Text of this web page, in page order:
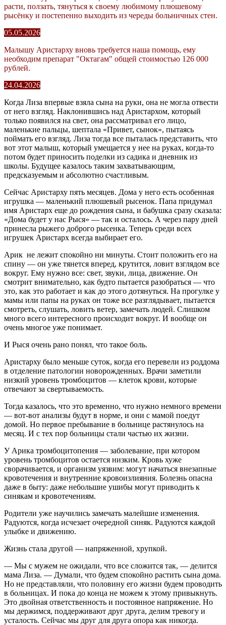
расти, ползать, тянуться к своему любимому плюшевому
рысёнку и постепенно выходить из череды больничных стен.
05.05.2026
Малышу Аристарху вновь требуется наша помощь, ему
необходим препарат "Октагам" общей стоимостью 126 000
рублей.
24.04.2026
Когда Лиза впервые взяла сына на руки, она не могла отвести
от него взгляд. Наклонившись над Аристархом, который
только появился на свет, она рассматривал его лицо,
маленькие пальцы, шептала «Привет, сынок», пытаясь
поймать его взгляд. Лиза тогда все пыталась представить, что
вот этот малыш, который умещается у нее на руках, когда-то
потом будет приносить поделки из садика и дневник из
школы. Будущее казалось таким захватывающим,
предсказуемым и абсолютно счастливым.
Сейчас Аристарху пять месяцев. Дома у него есть особенная
игрушка — маленький плюшевый рысенок. Папа придумал
имя Аристарх еще до рождения сына, и бабушка сразу сказала:
«Дома будет у нас Рыся» — так и осталось. А через пару дней
принесла рыжего доброго рысенка. Теперь среди всех
игрушек Аристарх всегда выбирает его.
Арик не лежит спокойно ни минуты. Стоит положить его на
спину — он уже тянется вперед, крутится, ловит взглядом все
вокруг. Ему нужно все: свет, звуки, лица, движение. Он
смотрит внимательно, как будто пытается разобраться — что
это, как это работает и как до этого дотянуться. На прогулке у
мамы или папы на руках он тоже все разглядывает, пытается
смотреть, слушать, ловить ветер, замечать людей. Слишком
много всего интересного происходит вокруг. И вообще он
очень многое уже понимает.
И Рыся очень рано понял, что такое боль.
Аристарху было меньше суток, когда его перевели из роддома
в отделение патологии новорожденных. Врачи заметили
низкий уровень тромбоцитов — клеток крови, которые
отвечают за свертываемость.
Тогда казалось, что это временно, что нужно немного времени
— вот-вот анализы будут в норме, и они с мамой поедут
домой. Но первое пребывание в больнице растянулось на
месяц. И с тех пор больницы стали частью их жизни.
У Арика тромбоцитопения — заболевание, при котором
уровень тромбоцитов остается низким. Кровь хуже
сворачивается, и организм уязвим: могут начаться внезапные
кровотечения и внутренние кровоизлияния. Болезнь опасна
даже в быту: даже небольшие ушибы могут приводить к
синякам и кровотечениям.
Родители уже научились замечать малейшие изменения.
Радуются, когда исчезает очередной синяк. Радуются каждой
улыбке и движению.
Жизнь стала другой — напряженной, хрупкой.
— Мы с мужем не ожидали, что все сложится так, — делится
мама Лиза. — Думали, что будем спокойно растить сына дома.
Но не представляли, что половину его жизни будем проводить
в больницах. И пока до конца не можем к этому привыкнуть.
Это двойная ответственность и постоянное напряжение. Но
мы держимся, поддерживают друг друга, делим тревогу и
усталость. Сейчас мы друг для друга опора как никогда.